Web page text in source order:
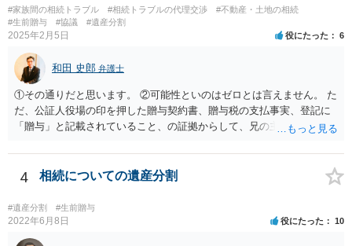
#家族間の相続トラブル #相続トラブルの代理交渉
#不動産・土地の相続
#生前贈与
#協議 #遺産分割
2025年2月5日 役にたった 6
和田 史郎 弁護士
①その通りだと思います。 ②可能性といのはゼロとは言えません。 た
だ、公証人役場の印を押した贈与契約書、贈与税の支払事実、登記に
「贈与」と記載されていること、の証拠からして、兄の主張は通らな
わなければ、遺産分割調停を申し立てて進めるのがベターのような気
がしますね。
4 相続についての遺産分割
#遺産分割 #生前贈与
2022年6月8日 役にたった 10